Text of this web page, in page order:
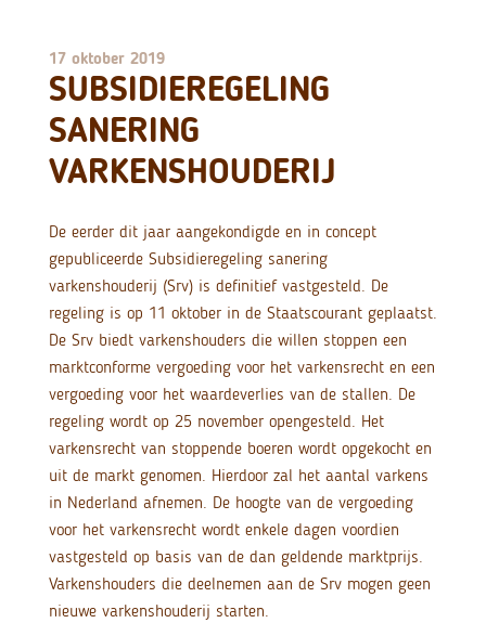
17 oktober 2019
SUBSIDIEREGELING
SANERING
VARKENSHOUDERIJ
De eerder dit jaar aangekondigde en in concept
gepubliceerde Subsidieregeling sanering
varkenshouderij (Srv) is definitief vastgesteld. De
regeling is op 11 oktober in de Staatscourant geplaatst.
De Srv biedt varkenshouders die willen stoppen een
marktconforme vergoeding voor het varkensrecht en een
vergoeding voor het waardeverlies van de stallen. De
regeling wordt op 25 november opengesteld. Het
varkensrecht van stoppende boeren wordt opgekocht en
uit de markt genomen. Hierdoor zal het aantal varkens
in Nederland afnemen. De hoogte van de vergoeding
voor het varkensrecht wordt enkele dagen voordien
vastgesteld op basis van de dan geldende marktprijs.
Varkenshouders die deelnemen aan de Srv mogen geen
nieuwe varkenshouderij starten.